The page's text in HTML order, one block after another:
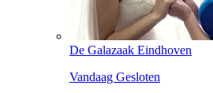
De Galazaak Eindhoven
Vandaag Gesloten